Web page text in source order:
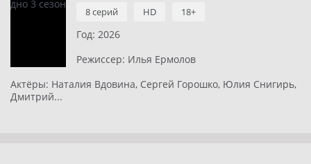
8 серий HD 18+
Год: 2026
Режиссер: Илья Ермолов
Актёры: Наталия Вдовина, Сергей Горошко, Юлия Снигирь,
Дмитрий...